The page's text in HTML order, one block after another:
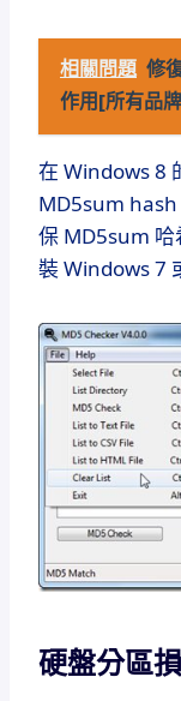
相關問題 修
作用[所有品
在 Windows 8
MD5sum hash
保 MD5sum 哈
裝 Windows 7
硬盤分區